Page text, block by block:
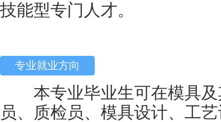
技能型专门人才。
专业就业方向
本专业毕业生可在模具及
员、质检员、模具设计、工